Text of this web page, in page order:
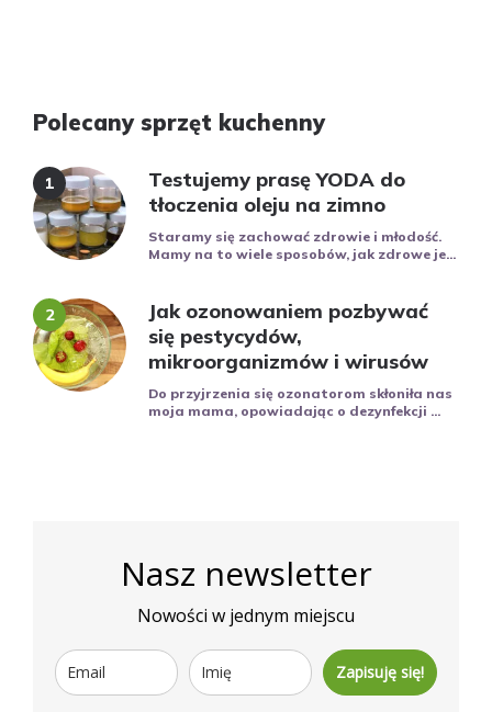
Polecany sprzęt kuchenny
Testujemy prasę YODA do
tłoczenia oleju na zimno
Staramy się zachować zdrowie i młodość.
Mamy na to wiele sposobów, jak zdrowe je...
Jak ozonowaniem pozbywać
się pestycydów,
mikroorganizmów i wirusów
Do przyjrzenia się ozonatorom skłoniła nas
moja mama, opowiadając o dezynfekcji ...
Nasz newsletter
Nowości w jednym miejscu
Zapisuję się!